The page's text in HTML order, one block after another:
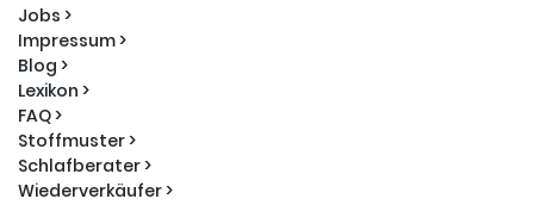
Jobs >
Impressum >
Blog >
Lexikon >
FAQ >
Stoffmuster >
Schlafberater >
Wiederverkäufer >